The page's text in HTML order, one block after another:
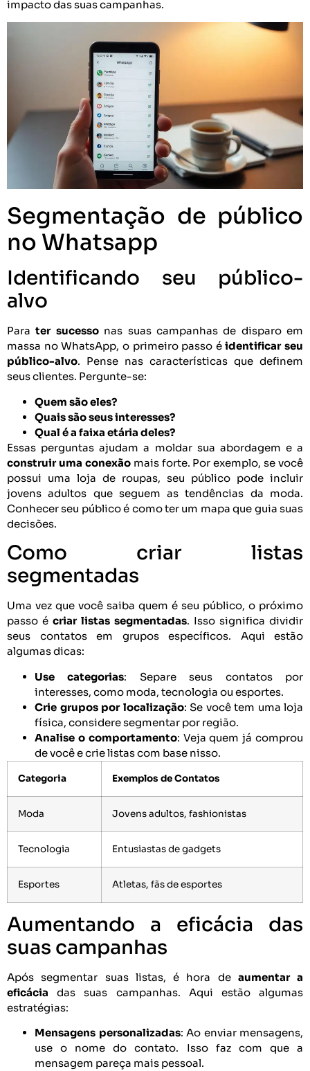
impacto das suas campanhas.
Segmentação de público
no Whatsapp
Identificando seu público-
alvo
Parater sucessonas suas campanhas de disparo em
massa no WhatsApp, o primeiro passo éidentificar seu
público-alvo. Pense nas características que definem
seus clientes. Pergunte-se:
Quem são eles?
Quais são seus interesses?
Qual é a faixa etária deles?
Essas perguntas ajudam a moldar sua abordagem e a
construir uma conexãomais forte. Por exemplo, se você
possui uma loja de roupas, seu público pode incluir
jovens adultos que seguem as tendências da moda.
Conhecer seu público é como ter um mapa que guia suas
decisões.
Como criar listas
segmentadas
Uma vez que você saiba quem é seu público, o próximo
passo é criar listas segmentadas. Isso significa dividir
seus contatos em grupos específicos. Aqui estão
algumas dicas:
Use categorias: Separe seus contatos por
interesses, como moda, tecnologia ou esportes.
Crie grupos por localização: Se você tem uma loja
física, considere segmentar por região.
Analise o comportamento: Veja quem já comprou
de você e crie listas com base nisso.
Categoria Exemplos de Contatos
Moda Jovens adultos, fashionistas
Tecnologia Entusiastas de gadgets
Esportes Atletas, fãs de esportes
Aumentando a eficácia das
suas campanhas
Após segmentar suas listas, é hora de aumentar a
eficácia das suas campanhas. Aqui estão algumas
estratégias:
Mensagens personalizadas: Ao enviar mensagens,
use o nome do contato. Isso faz com que a
mensagem pareça mais pessoal.